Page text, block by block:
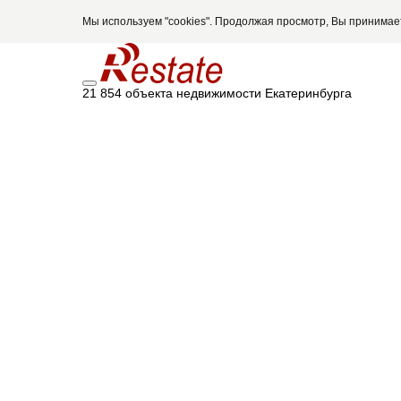
Мы используем "cookies". Продолжая просмотр, Вы
21 854 объекта недвижимости Екатеринбурга